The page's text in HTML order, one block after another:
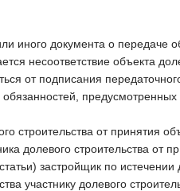
иного документа о передаче
несоответствие объекта
от подписания
строительства от принятия
долевого строительства от
застройщик по истечении
участнику долевого